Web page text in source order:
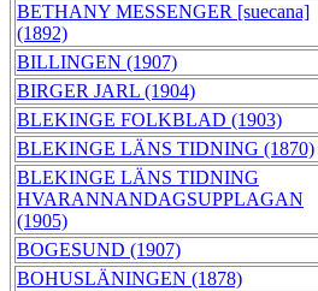
BETHANY MESSENGER [suecana]
(1892)
BILLINGEN (1907)
BIRGER JARL (1904)
BLEKINGE FOLKBLAD (1903)
BLEKINGE LÄNS TIDNING (1870)
BLEKINGE LÄNS TIDNING
HVARANNANDAGSUPPLAGAN
(1905)
BOGESUND (1907)
BOHUSLÄNINGEN (1878)